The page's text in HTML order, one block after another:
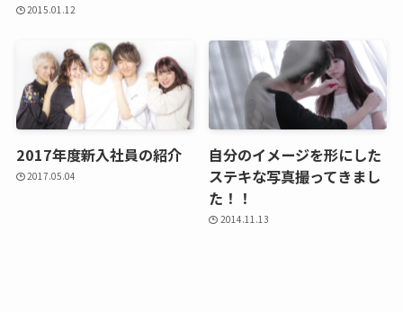
2015.01.12
2017年度新入社員の紹介
2017.05.04
自分のイメージを形にした
ステキな写真撮ってきまし
た！！
2014.11.13